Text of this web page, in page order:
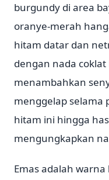
burgundy di area
oranye-merah
hitam datar dan
dengan nada
menambahkan
menggelap selama
hitam ini hingga
mengungkapkan
Emas adalah